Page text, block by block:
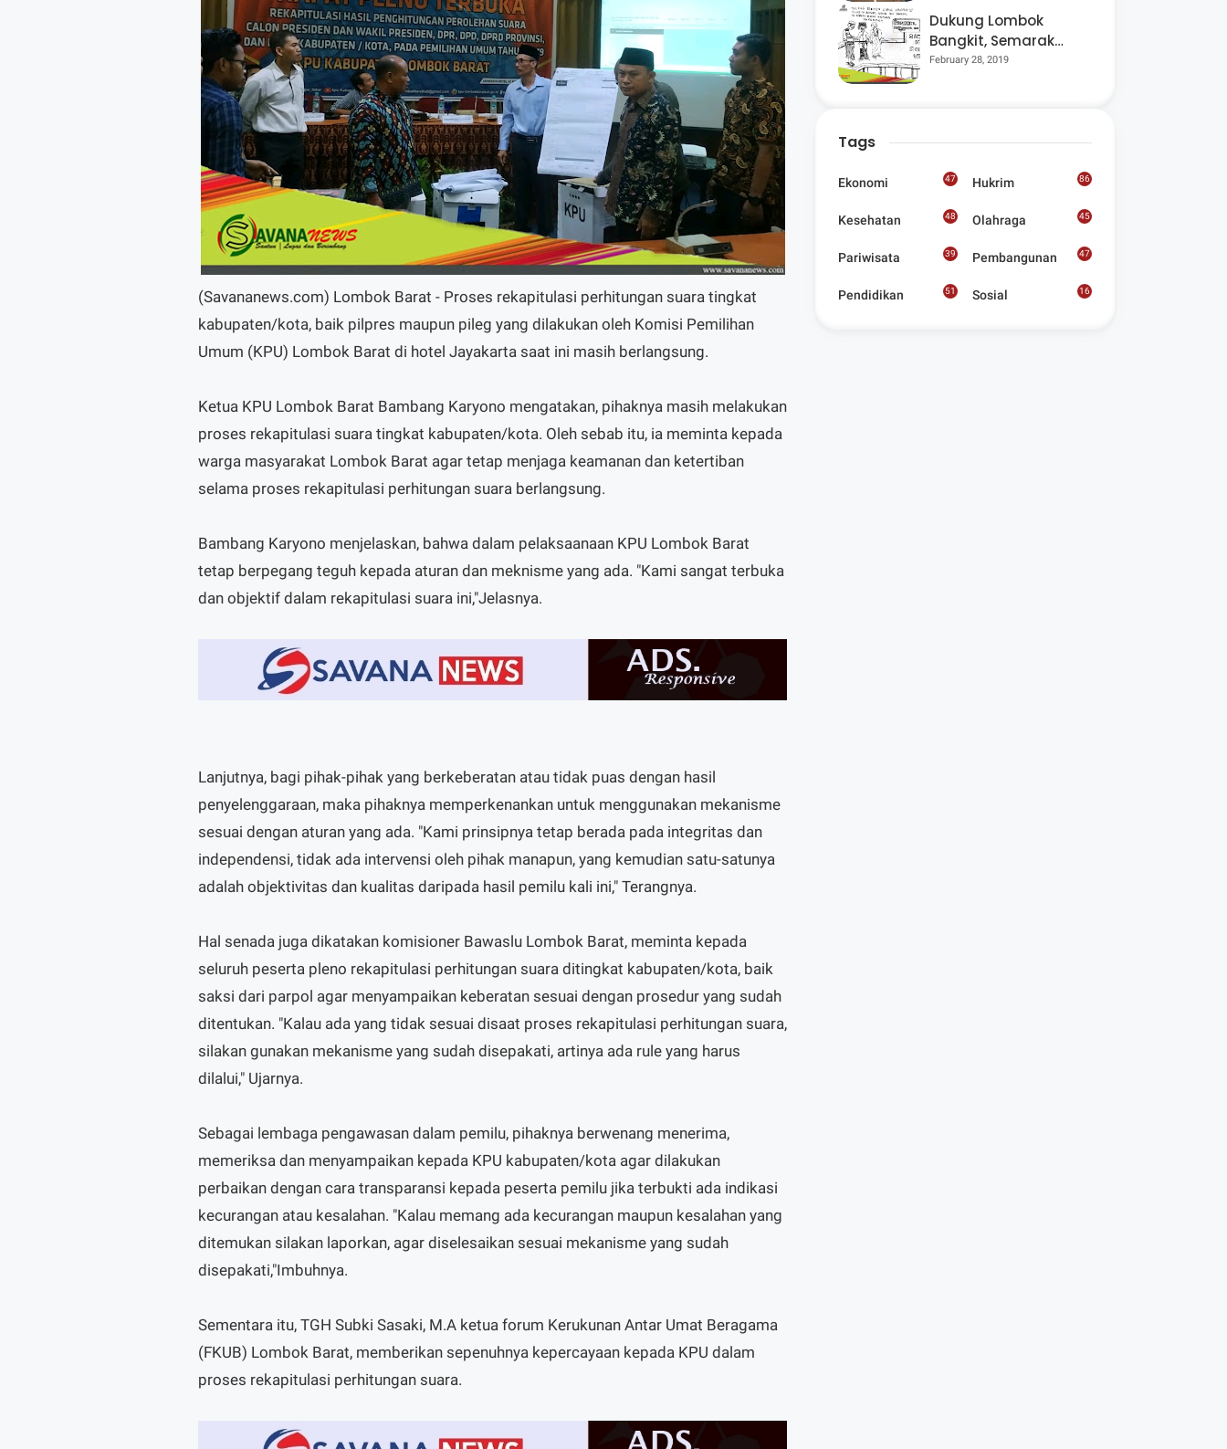
(Savananews.com) Lombok Barat - Proses rekapitulasi perhitungan suara tingkat
kabupaten/kota, baik pilpres maupun pileg yang dilakukan oleh Komisi Pemilihan
Umum (KPU) Lombok Barat di hotel Jayakarta saat ini masih berlangsung.
Ketua KPU Lombok Barat Bambang Karyono mengatakan, pihaknya masih melakukan
proses rekapitulasi suara tingkat kabupaten/kota. Oleh sebab itu, ia meminta kepada
warga masyarakat Lombok Barat agar tetap menjaga keamanan dan ketertiban
selama proses rekapitulasi perhitungan suara berlangsung.
Bambang Karyono menjelaskan, bahwa dalam pelaksaanaan KPU Lombok Barat
tetap berpegang teguh kepada aturan dan meknisme yang ada. "Kami sangat terbuka
dan objektif dalam rekapitulasi suara ini,"Jelasnya.
Lanjutnya, bagi pihak-pihak yang berkeberatan atau tidak puas dengan hasil
penyelenggaraan, maka pihaknya memperkenankan untuk menggunakan mekanisme
sesuai dengan aturan yang ada. "Kami prinsipnya tetap berada pada integritas dan
independensi, tidak ada intervensi oleh pihak manapun, yang kemudian satu-satunya
adalah objektivitas dan kualitas daripada hasil pemilu kali ini," Terangnya.
Hal senada juga dikatakan komisioner Bawaslu Lombok Barat, meminta kepada
seluruh peserta pleno rekapitulasi perhitungan suara ditingkat kabupaten/kota, baik
saksi dari parpol agar menyampaikan keberatan sesuai dengan prosedur yang sudah
ditentukan. "Kalau ada yang tidak sesuai disaat proses rekapitulasi perhitungan suara,
silakan gunakan mekanisme yang sudah disepakati, artinya ada rule yang harus
dilalui," Ujarnya.
Sebagai lembaga pengawasan dalam pemilu, pihaknya berwenang menerima,
memeriksa dan menyampaikan kepada KPU kabupaten/kota agar dilakukan
perbaikan dengan cara transparansi kepada peserta pemilu jika terbukti ada indikasi
kecurangan atau kesalahan. "Kalau memang ada kecurangan maupun kesalahan yang
ditemukan silakan laporkan, agar diselesaikan sesuai mekanisme yang sudah
disepakati,"Imbuhnya.
Sementara itu, TGH Subki Sasaki, M.A ketua forum Kerukunan Antar Umat Beragama
(FKUB) Lombok Barat, memberikan sepenuhnya kepercayaan kepada KPU dalam
proses rekapitulasi perhitungan suara.
Kegiatan Posyandu
Dukung Lombok
Bangkit, Semarak
Pesta Rakyat
Seniman Di Lombok
February 28, 2019
Tags
Ekonomi 47 Hukrim 86
Kesehatan 48 Olahraga 45
Pariwisata 39 Pembangunan 47
Pendidikan 51 Sosial
16